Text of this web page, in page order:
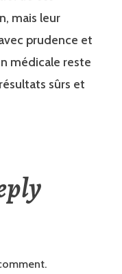
mais leur
prudence et
médicale reste
sûrs et